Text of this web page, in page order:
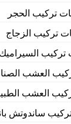
تركيب الحجر
تركيب الزجاج
تركيب السيراميك
العشب
العشب
ساندوتش